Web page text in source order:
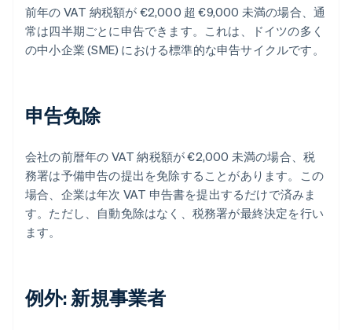
前年の VAT 納税額が €2,000 超 €9,000 未満の場合、通
常は四半期ごとに申告できます。これは、ドイツの多く
の中小企業 (SME) における標準的な申告サイクルです。
申告免除
会社の前暦年の VAT 納税額が €2,000 未満の場合、税
務署は予備申告の提出を免除することがあります。この
場合、企業は年次 VAT 申告書を提出するだけで済みま
す。ただし、自動免除はなく、税務署が最終決定を行い
ます。
例外: 新規事業者